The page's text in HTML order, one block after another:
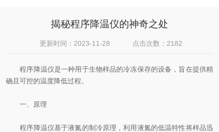
揭秘程序降温仪的神奇之处
更新时间：2023-11-28 点击次数：2182
程序降温仪是一种用于生物样品的冷冻保存的设备，旨在提供精
确且可控的温度降低过程。
一、原理
程序降温仪基于液氮的制冷原理，利用液氮的低温特性将样品迅